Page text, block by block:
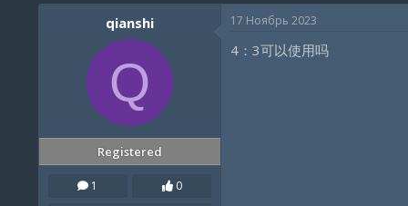
т
т
а
н
ч
а
а
qianshi
Q
Registered
1 0
17 Ноябрь 2023
4：3可以使用吗